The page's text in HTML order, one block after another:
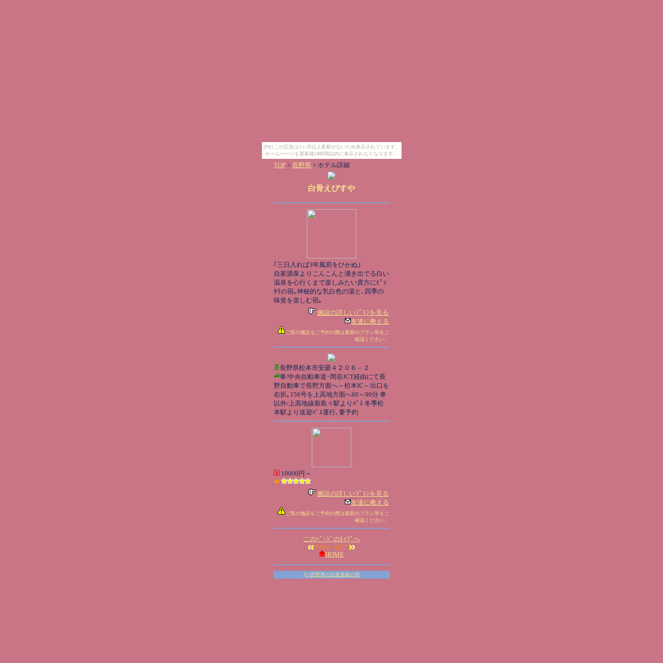
[PR] この広告は3ヶ月以上更新がないため表示されています。
ホームページを更新後24時間以内に表示されなくなります。
TOP > 長野県 > ホテル詳細
白骨えびすや
｢三日入れば3年風邪をひかぬ｣
自家源泉よりこんこんと涌き出でる白い
温泉を心行くまで楽しみたい貴方にﾋﾟｯ
ﾀﾘの宿｡神秘的な乳白色の湯と､四季の
味覚を楽しむ宿｡
施設の詳しいﾌﾟﾗﾝを見る
友達に教える
ご覧の施設をご予約の際は最新のプラン等をご
確認ください。
長野県松本市安曇４２０６－２
車/中央自動車道･岡谷JCT経由にて長
野自動車で長野方面へ～松本IC～出口を
右折｡158号を上高地方面へ60～90分 車
以外/上高地線新島々駅よりﾊﾞｽ 冬季松
本駅より送迎ﾊﾞｽ運行､要予約
10000円～
施設の詳しいﾌﾟﾗﾝを見る
友達に教える
ご覧の施設をご予約の際は最新のプラン等をご
確認ください。
このﾍﾟｰｼﾞのﾄｯﾌﾟへ
HOME
(C)長野県の自家源泉の宿